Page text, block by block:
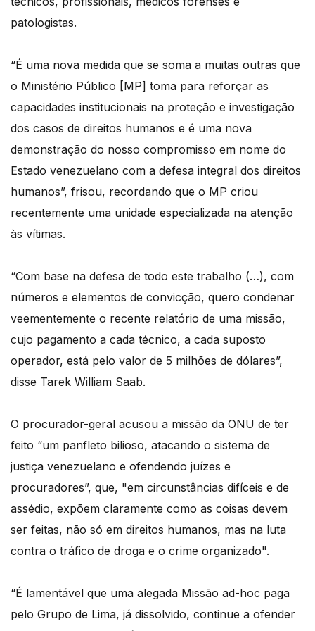
patologistas.
“É uma nova medida que se soma a muitas outras que
o Ministério Público [MP] toma para reforçar as
capacidades institucionais na proteção e investigação
dos casos de direitos humanos e é uma nova
demonstração do nosso compromisso em nome do
Estado venezuelano com a defesa integral dos direitos
humanos”, frisou, recordando que o MP criou
recentemente uma unidade especializada na atenção
às vítimas.
“Com base na defesa de todo este trabalho (…), com
números e elementos de convicção, quero condenar
veementemente o recente relatório de uma missão,
cujo pagamento a cada técnico, a cada suposto
operador, está pelo valor de 5 milhões de dólares”,
disse Tarek William Saab.
O procurador-geral acusou a missão da ONU de ter
feito “um panfleto bilioso, atacando o sistema de
justiça venezuelano e ofendendo juízes e
procuradores”, que, "em circunstâncias difíceis e de
assédio, expõem claramente como as coisas devem
ser feitas, não só em direitos humanos, mas na luta
contra o tráfico de droga e o crime organizado".
“É lamentável que uma alegada Missão ad-hoc paga
pelo Grupo de Lima, já dissolvido, continue a ofender